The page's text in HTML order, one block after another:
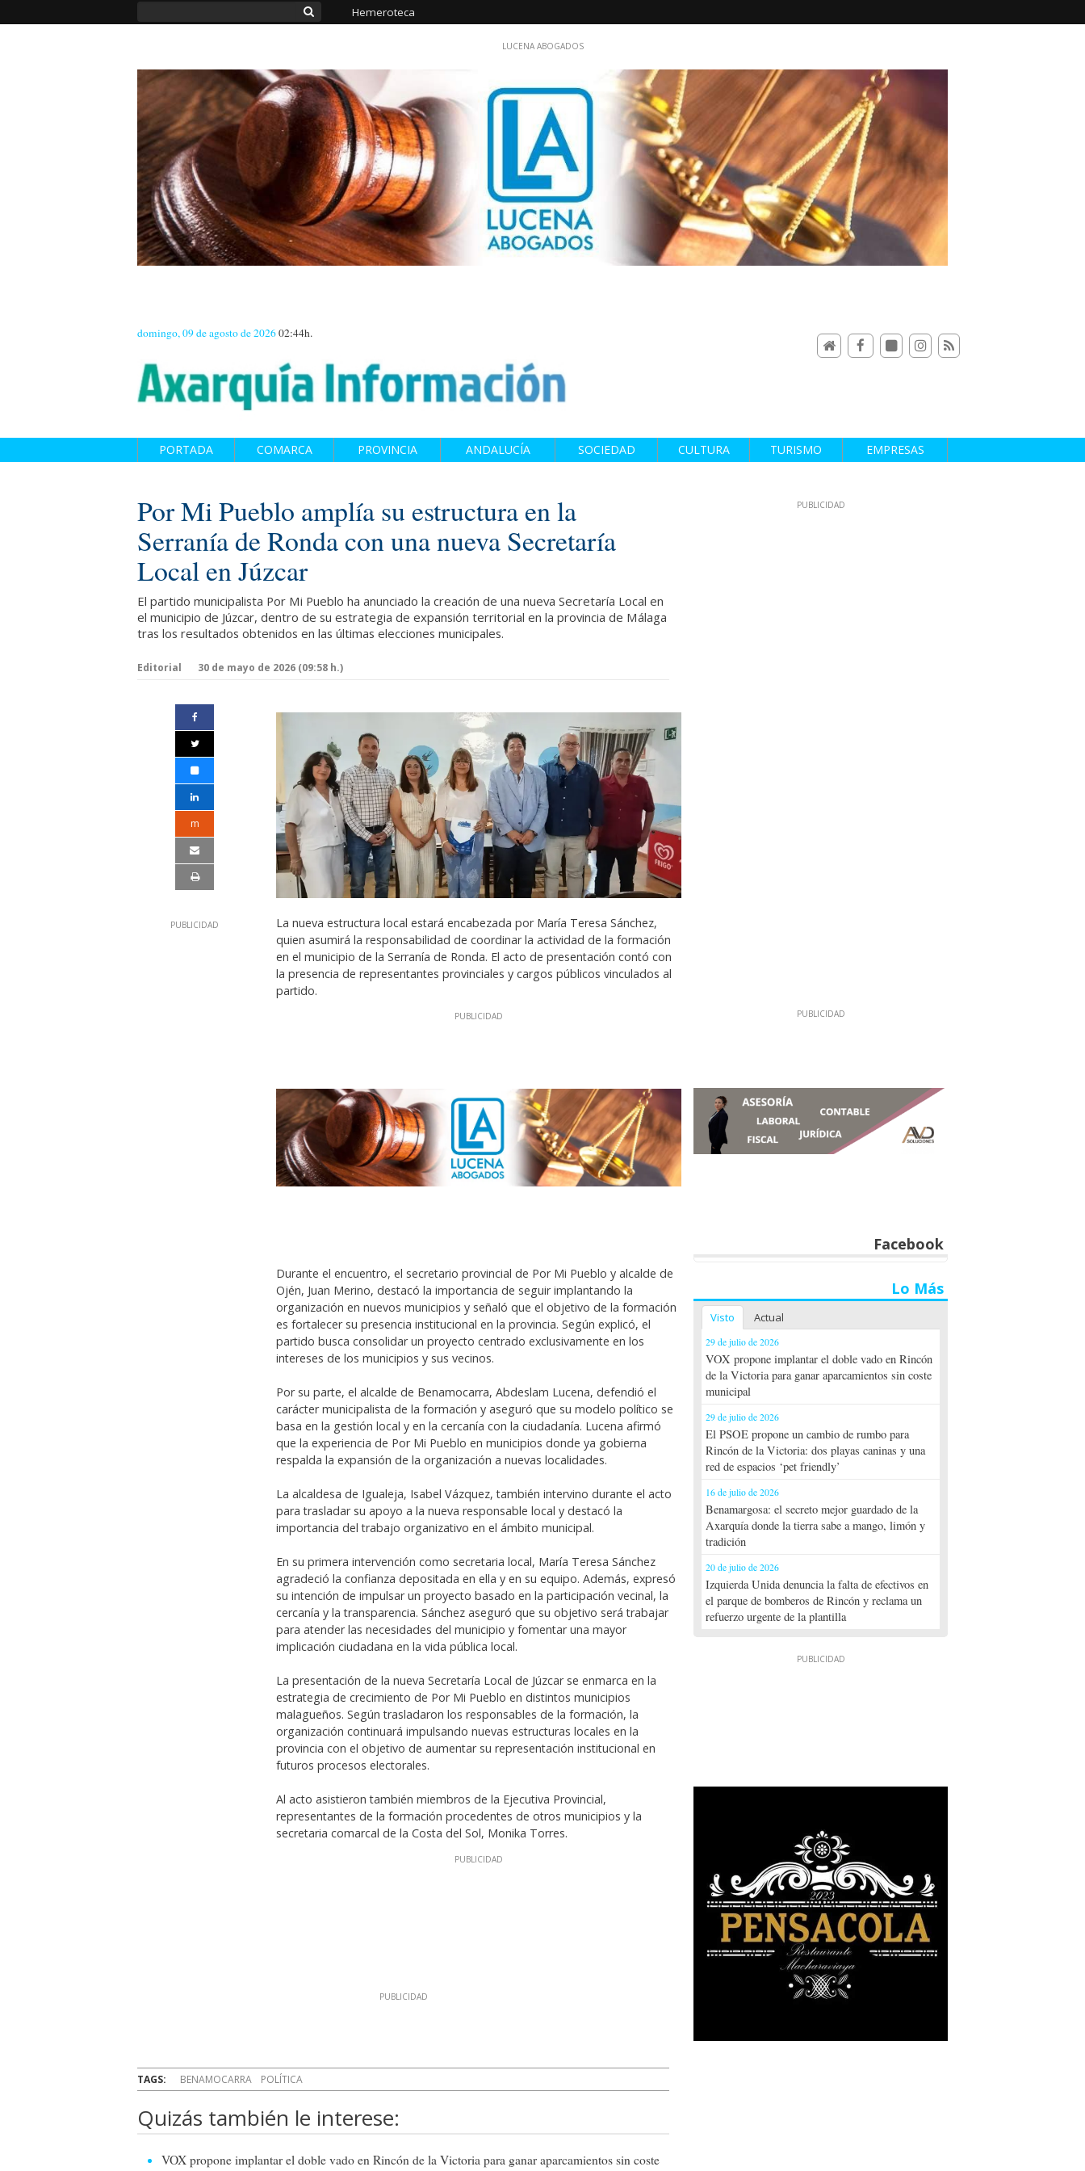
Hemeroteca
domingo, 09 de agosto de 202602:44h.
PORTADA COMARCA PROVINCIA ANDALUCÍA SOCIEDAD CULTURA TURISMO EMPRESAS
Por Mi Pueblo amplía su estructura en la
Serranía de Ronda con una nueva Secretaría
Local en Júzcar
El partido municipalista Por Mi Pueblo ha anunciado la creación de una nueva Secretaría Local en
el municipio de Júzcar, dentro de su estrategia de expansión territorial en la provincia de Málaga
tras los resultados obtenidos en las últimas elecciones municipales.
Editorial 30 de mayo de 2026 (09:58 h.)
m
La nueva estructura local estará encabezada por María Teresa Sánchez,
quien asumirá la responsabilidad de coordinar la actividad de la formación
en el municipio de la Serranía de Ronda. El acto de presentación contó con
la presencia de representantes provinciales y cargos públicos vinculados al
partido.
Durante el encuentro, el secretario provincial de Por Mi Pueblo y alcalde de
Ojén, Juan Merino, destacó la importancia de seguir implantando la
organización en nuevos municipios y señaló que el objetivo de la formación
es fortalecer su presencia institucional en la provincia. Según explicó, el
partido busca consolidar un proyecto centrado exclusivamente en los
intereses de los municipios y sus vecinos.
Por su parte, el alcalde de Benamocarra, Abdeslam Lucena, defendió el
carácter municipalista de la formación y aseguró que su modelo político se
basa en la gestión local y en la cercanía con la ciudadanía. Lucena afirmó
que la experiencia de Por Mi Pueblo en municipios donde ya gobierna
respalda la expansión de la organización a nuevas localidades.
La alcaldesa de Igualeja, Isabel Vázquez, también intervino durante el acto
para trasladar su apoyo a la nueva responsable local y destacó la
importancia del trabajo organizativo en el ámbito municipal.
En su primera intervención como secretaria local, María Teresa Sánchez
agradeció la confianza depositada en ella y en su equipo. Además, expresó
su intención de impulsar un proyecto basado en la participación vecinal, la
cercanía y la transparencia. Sánchez aseguró que su objetivo será trabajar
para atender las necesidades del municipio y fomentar una mayor
implicación ciudadana en la vida pública local.
La presentación de la nueva Secretaría Local de Júzcar se enmarca en la
estrategia de crecimiento de Por Mi Pueblo en distintos municipios
malagueños. Según trasladaron los responsables de la formación, la
organización continuará impulsando nuevas estructuras locales en la
provincia con el objetivo de aumentar su representación institucional en
futuros procesos electorales.
Al acto asistieron también miembros de la Ejecutiva Provincial,
representantes de la formación procedentes de otros municipios y la
secretaria comarcal de la Costa del Sol, Monika Torres.
TAGS: BENAMOCARRA POLÍTICA
Quizás también le interese:
VOX propone implantar el doble vado en Rincón de la Victoria para ganar aparcamientos sin coste
Facebook
Lo Más
Visto Actual
29 de julio de 2026
VOX propone implantar el doble vado en Rincón
de la Victoria para ganar aparcamientos sin coste
municipal
29 de julio de 2026
El PSOE propone un cambio de rumbo para
Rincón de la Victoria: dos playas caninas y una
red de espacios ‘pet friendly’
16 de julio de 2026
Benamargosa: el secreto mejor guardado de la
Axarquía donde la tierra sabe a mango, limón y
tradición
20 de julio de 2026
Izquierda Unida denuncia la falta de efectivos en
el parque de bomberos de Rincón y reclama un
refuerzo urgente de la plantilla